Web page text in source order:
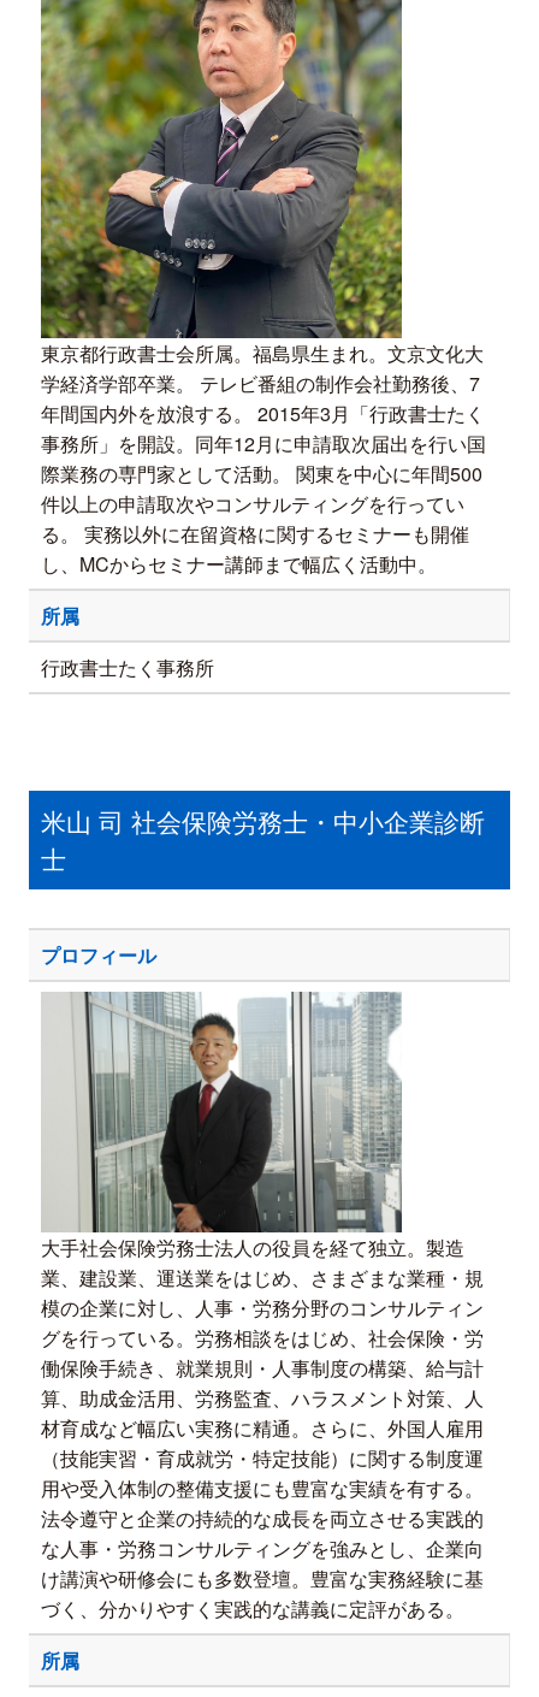
東京都行政書士会所属。福島県生まれ。文京文化大
学経済学部卒業。 テレビ番組の制作会社勤務後、7
年間国内外を放浪する。 2015年3月「行政書士たく
事務所」を開設。同年12月に申請取次届出を行い国
際業務の専門家として活動。 関東を中心に年間500
件以上の申請取次やコンサルティングを行ってい
る。 実務以外に在留資格に関するセミナーも開催
し、MCからセミナー講師まで幅広く活動中。
所属
行政書士たく事務所
米山 司 社会保険労務士・中小企業診断
士
プロフィール
大手社会保険労務士法人の役員を経て独立。製造
業、建設業、運送業をはじめ、さまざまな業種・規
模の企業に対し、人事・労務分野のコンサルティン
グを行っている。労務相談をはじめ、社会保険・労
働保険手続き、就業規則・人事制度の構築、給与計
算、助成金活用、労務監査、ハラスメント対策、人
材育成など幅広い実務に精通。さらに、外国人雇用
（技能実習・育成就労・特定技能）に関する制度運
用や受入体制の整備支援にも豊富な実績を有する。
法令遵守と企業の持続的な成長を両立させる実践的
な人事・労務コンサルティングを強みとし、企業向
け講演や研修会にも多数登壇。豊富な実務経験に基
づく、分かりやすく実践的な講義に定評がある。
所属